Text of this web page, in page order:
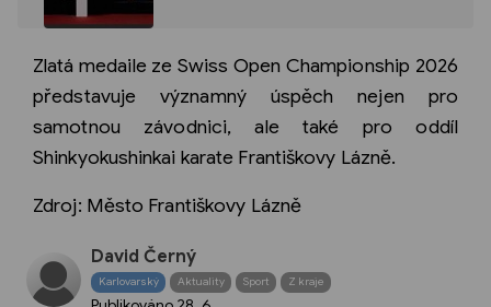
Zlatá medaile ze Swiss Open Championship 2026
představuje významný úspěch nejen pro
samotnou závodnici, ale také pro oddíl
Shinkyokushinkai karate Františkovy Lázně.
Zdroj: Město Františkovy Lázně
David Černý
Karlovarský Aktuality Sport Z kraje